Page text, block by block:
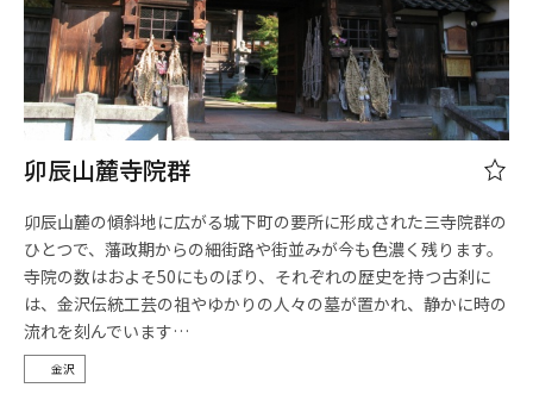
卯辰山麓寺院群
卯辰山麓の傾斜地に広がる城下町の要所に形成された三寺院群の
ひとつで、藩政期からの細街路や街並みが今も色濃く残ります。
寺院の数はおよそ50にものぼり、それぞれの歴史を持つ古刹に
は、金沢伝統工芸の祖やゆかりの人々の墓が置かれ、静かに時の
流れを刻んでいます…
金沢